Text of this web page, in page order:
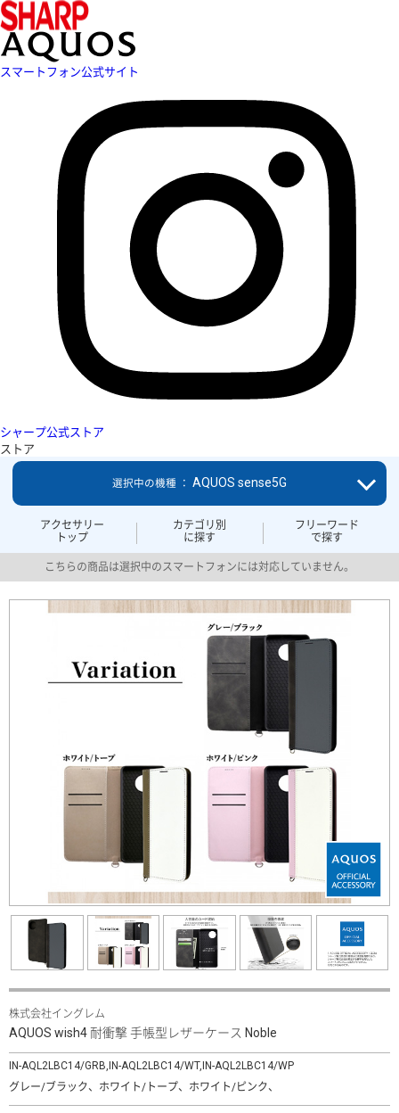
スマートフォン公式サイト
シャープ公式ストア
ストア
アクセサリー
トップ
カテゴリ別
に探す
フリーワード
で探す
選択中の機種 ： AQUOS sense5G
こちらの商品は選択中のスマートフォンには対応していません。
株式会社イングレム
AQUOS wish4 耐衝撃 手帳型レザーケース Noble
IN-AQL2LBC14/GRB,IN-AQL2LBC14/WT,IN-AQL2LBC14/WP
グレー/ブラック、ホワイト/トープ、ホワイト/ピンク、